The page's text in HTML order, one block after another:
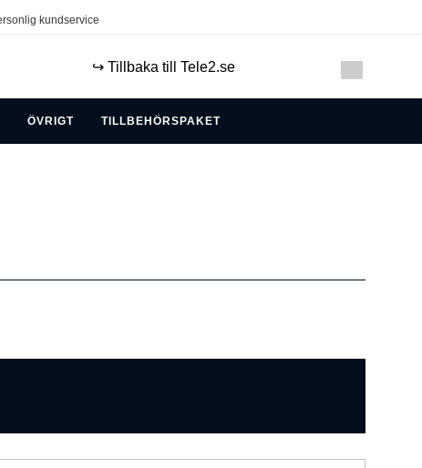
kundservice
↪️ Tillbaka till Tele2.se
ÖVRIGT TILLBEHÖRSPAKET